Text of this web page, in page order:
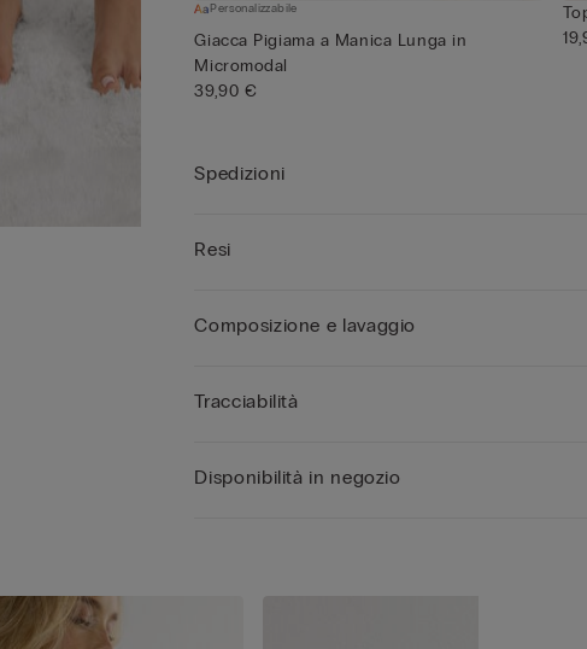
Personalizzabile
Giacca Pigiama a Manica Lunga in
Micromodal
39,90 €
Spedizioni
Resi
Composizione e lavaggio
Tracciabilità
Disponibilità in negozio